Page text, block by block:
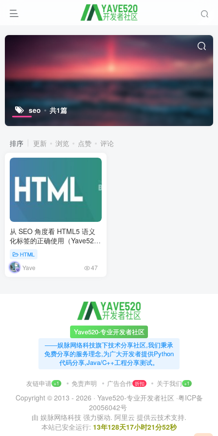
seo 共1篇
排序 更新 浏览 点赞 评论
从 SEO 角度看 HTML5 语义
化标签的正确使用（Yave520
自己站的优化对比）
HTML
Yave 47
Yave520-专业开发者社区
——娱脉网络科技旗下技术分享社区,我们秉承
免费分享的服务理念,为广大开发者提供Python
代码分享,Java/C++工程分享测试。
友链申请 +1 免责声明 广告合作 折扣 关于我们 +1
Copyright © 2013 - 2026 · Yave520-专业开发者社区 ·粤ICP备
20056042号
由 娱脉网络科技 强力驱动. 阿里云 提供云技术支持.
本站已安全运行: 13年128天17小时21分53秒